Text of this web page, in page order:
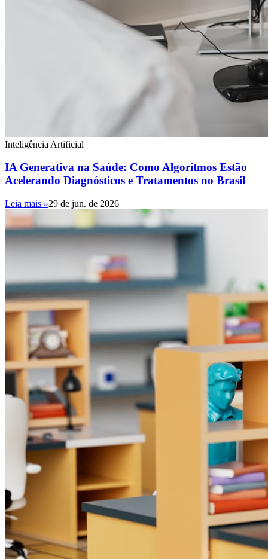
Inteligência Artificial
IA Generativa na Saúde: Como Algoritmos Estão
Acelerando Diagnósticos e Tratamentos no Brasil
Leia mais »29 de jun. de 2026